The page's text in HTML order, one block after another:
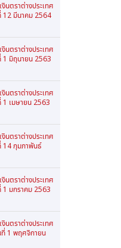
นตราต่างประเทศ
มีนาคม 2564
นตราต่างประเทศ
มิถุนายน 2563
นตราต่างประเทศ
เมษายน 2563
นตราต่างประเทศ
14 กุมภาพันธ์
นตราต่างประเทศ
มกราคม 2563
นตราต่างประเทศ
1 พฤศจิกายน